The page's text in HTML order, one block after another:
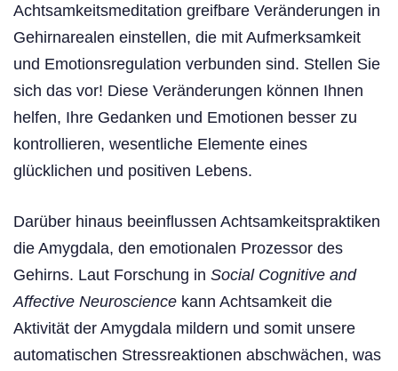
Achtsamkeitsmeditation greifbare Veränderungen in
Gehirnarealen einstellen, die mit Aufmerksamkeit
und Emotionsregulation verbunden sind. Stellen Sie
sich das vor! Diese Veränderungen können Ihnen
helfen, Ihre Gedanken und Emotionen besser zu
kontrollieren, wesentliche Elemente eines
glücklichen und positiven Lebens.
Darüber hinaus beeinflussen Achtsamkeitspraktiken
die Amygdala, den emotionalen Prozessor des
Gehirns. Laut Forschung in Social Cognitive and
Affective Neuroscience kann Achtsamkeit die
Aktivität der Amygdala mildern und somit unsere
automatischen Stressreaktionen abschwächen, was